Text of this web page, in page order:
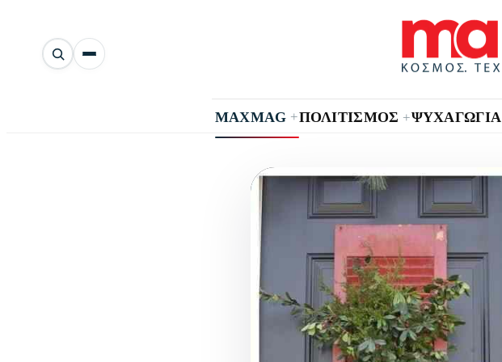
Αναζήτηση
άρθρων
MAXMAG +ΠΟΛΙΤΙΣΜΟΣ +ΨΥΧΑΓΩΓΙΑ